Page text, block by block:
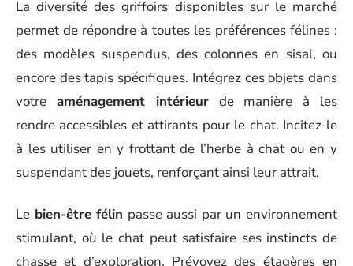
La diversité des griffoirs disponibles sur le marché
permet de répondre à toutes les préférences félines :
des modèles suspendus, des colonnes en sisal, ou
encore des tapis spécifiques. Intégrez ces objets dans
votre aménagement intérieurde manière à les
rendre accessibles et attirants pour le chat. Incitez-le
à les utiliser en y frottant de l’herbe à chat ou en y
suspendant des jouets, renforçant ainsi leur attrait.
Le bien-être félin passe aussi par un environnement
stimulant, où le chat peut satisfaire ses instincts de
chasse et d’exploration. Prévoyez des étagères en